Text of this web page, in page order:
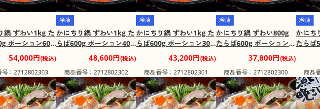
鍋 ずわい1kg た
ポーション600
込み】
54,000円(税込)
号：2712802303
冷凍
かにちり鍋 ずわい1kg た
らば600g ポーション400
g【送料込み】48,600円(税込)
商品番号：2712802302
冷凍
かにちり鍋 ずわい1kg た
らば600g ポーション300
g【送料込み】43,200円(税込)
商品番号：2712802301
冷凍
かにちり鍋 ずわい800g
たらば600g ポーション3
00g【送料込み】
37,800円(税込)
商品番号：2712802300
冷凍
かにち
たらば
00g【
商品